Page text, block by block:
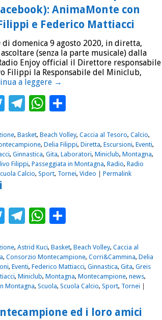
AnimaMonte con
e Federico Mattiacci
domenica 9 agosto 2020, in diretta,
(senza la parte musicale) dalla
Enjoy official il Direttore responsabile
Filippi la Responsabile del Miniclub,
a leggere →
Twitter
Telegram
WhatsApp
Condividi
, Basket, Beach Volley, Caccia al Tesoro, Calcio,
, Delia Filippi, Diretta, Escursioni, Eventi,
, Ginnastica, Gita, Laboratori, Miniclub, Montagna,
Filippi, Passeggiata in Montagna, Radio, Radio
Calcio, Sport, Tornei, Video Permalink
Twitter
Telegram
WhatsApp
Condividi
, Astrid Kuci, Basket, Beach Volley, Caccia al
, Consorzio Montecampione, Corri&Cammina, Delia
, Eventi, Federico Mattiacci, Ginnastica, Gita, Greis
, Miniclub, Montagna, Montecampione, news,
Montagna, Scuola, Scuola Calcio, Sport, Tornei
ed i loro amici